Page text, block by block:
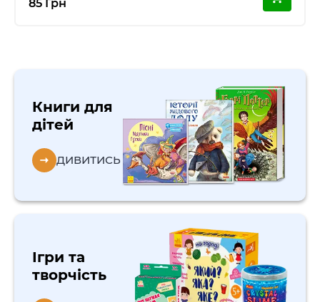
85 Грн
Книги для
дітей
ДИВИТИСЬ
Ігри та
творчість